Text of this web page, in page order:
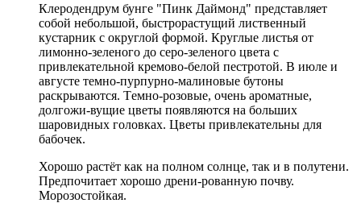
Клеродендрум бунге "Пинк Даймонд" представляет
собой небольшой, быстрорастущий лиственный
кустарник с округлой формой. Круглые листья от
лимонно-зеленого до серо-зеленого цвета с
привлекательной кремово-белой пестротой. В июле и
августе темно-пурпурно-малиновые бутоны
раскрываются. Tемно-розовые, очень ароматные,
долгожи-вущие цветы появляются на больших
шаровидных головках. Цветы привлекательны для
бабочек.
Хорошо растёт как на полном солнце, так и в полутени.
Предпочитает хорошо дрени-рованную почву.
Морозостойкая.